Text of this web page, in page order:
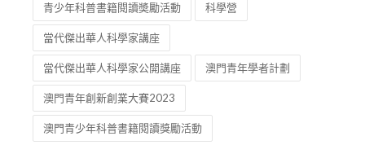
青少年科普書籍閱讀奬勵活動 科學營
當代傑出華人科學家講座
當代傑出華人科學家公開講座 澳門青年學者計劃
澳門青年創新創業大賽2023
澳門青少年科普書籍閱讀獎勵活動